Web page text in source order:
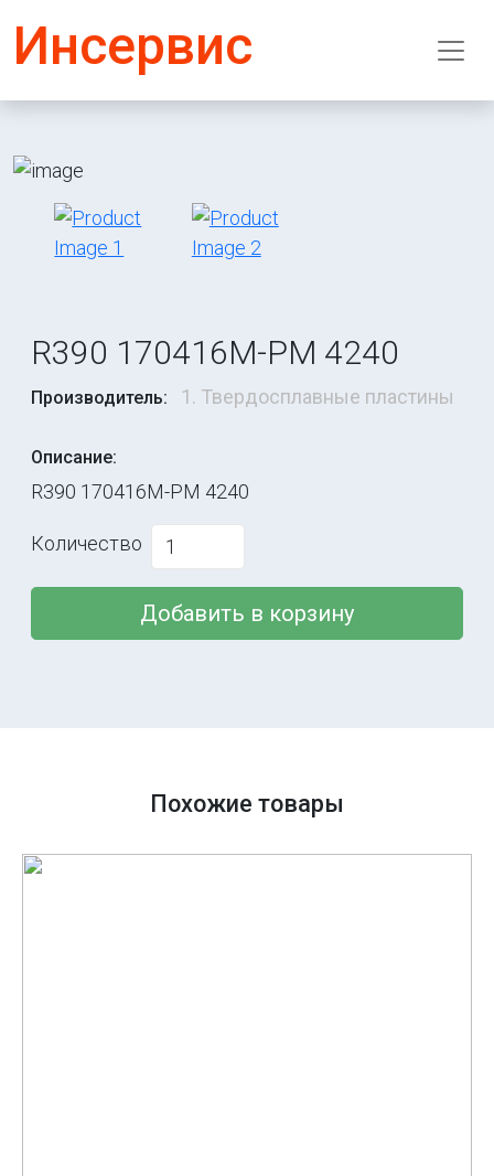
Инсервис
R390 170416M-PM 4240
Производитель: 1. Твердосплавные пластины
Описание:
R390 170416M-PM 4240
Количество
Добавить в корзину
Похожие товары